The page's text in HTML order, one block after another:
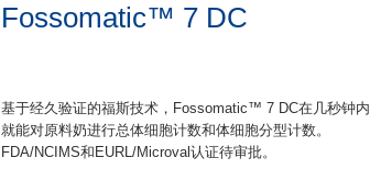
Fossomatic™ 7 DC
基于经久验证的福斯技术，Fossomatic™ 7 DC在几秒钟内
就能对原料奶进行总体细胞计数和体细胞分型计数。
FDA/NCIMS和EURL/Microval认证待审批。